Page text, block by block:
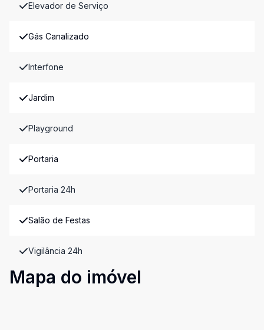
Elevador de Serviço
Gás Canalizado
Interfone
Jardim
Playground
Portaria
Portaria 24h
Salão de Festas
Vigilância 24h
Mapa do imóvel